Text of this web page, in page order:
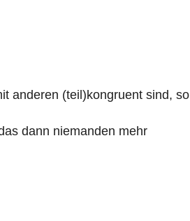
anderen (teil)kongruent sind, so
dann niemanden mehr